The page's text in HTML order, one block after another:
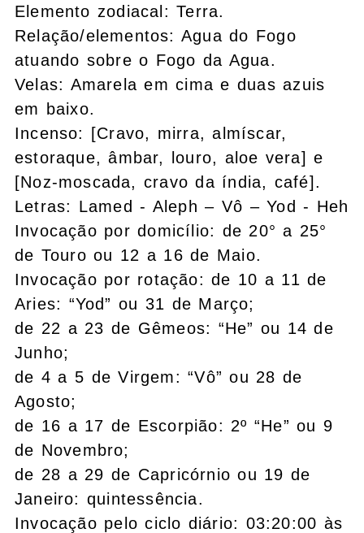
Elemento zodiacal: Terra.
Relação/elementos: Agua do Fogo
atuando sobre o Fogo da Agua.
Velas: Amarela em cima e duas azuis
em baixo.
Incenso: [Cravo, mirra, almíscar,
estoraque, âmbar, louro, aloe vera] e
[Noz-moscada, cravo da índia, café].
Letras: Lamed - Aleph – Vô – Yod - Heh
Invocação por domicílio: de 20° a 25°
de Touro ou 12 a 16 de Maio.
Invocação por rotação: de 10 a 11 de
Aries: “Yod” ou 31 de Março;
de 22 a 23 de Gêmeos: “He” ou 14 de
Junho;
de 4 a 5 de Virgem: “Vô” ou 28 de
Agosto;
de 16 a 17 de Escorpião: 2º “He” ou 9
de Novembro;
de 28 a 29 de Capricórnio ou 19 de
Janeiro: quintessência.
Invocação pelo ciclo diário: 03:20:00 às